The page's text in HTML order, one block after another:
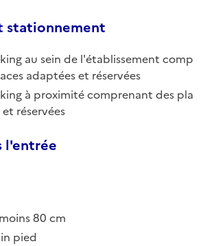
stationnement
au sein de l'établissement comp
adaptées et réservées
à proximité comprenant des pla
réservées
l'entrée
80 cm
pied